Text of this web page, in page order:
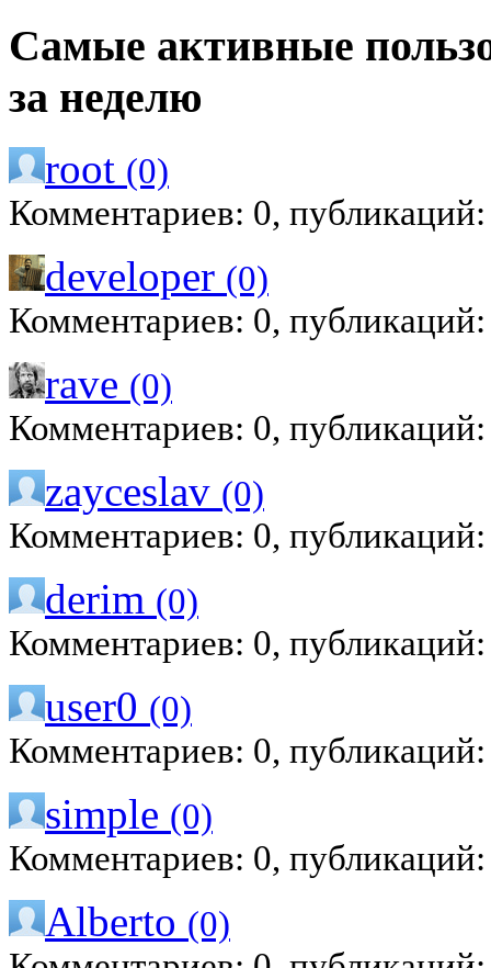
Самые активные
за неделю
root (0)
Комментариев: 0,
developer (0)
Комментариев: 0,
rave (0)
Комментариев: 0,
zayceslav (0)
Комментариев: 0,
derim (0)
Комментариев: 0,
user0 (0)
Комментариев: 0,
simple (0)
Комментариев: 0,
Alberto (0)